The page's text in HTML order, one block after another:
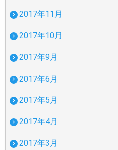
2017年11月
2017年10月
2017年9月
2017年6月
2017年5月
2017年4月
2017年3月